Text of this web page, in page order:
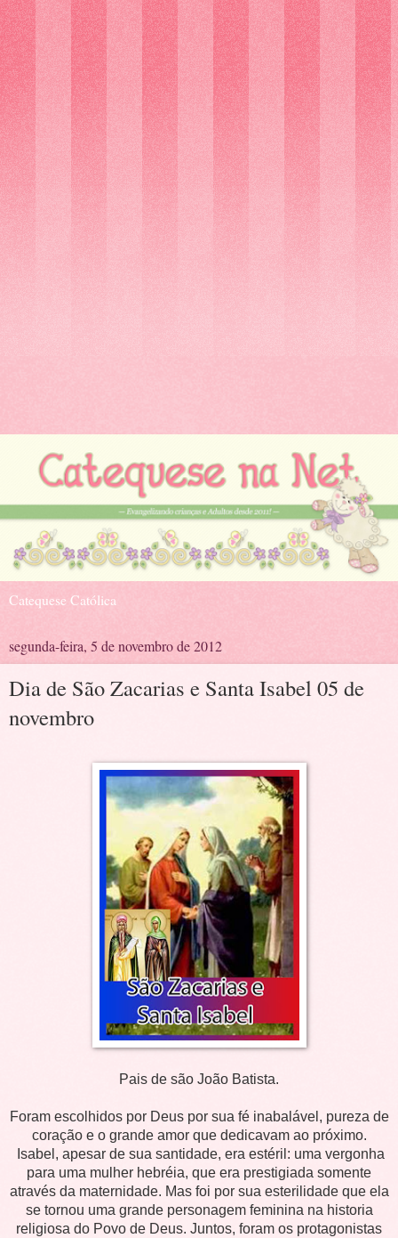
Catequese Católica
segunda-feira, 5 de novembro de 2012
Dia de São Zacarias e Santa Isabel 05 de
novembro
Pais de são João Batista.
Foram escolhidos por Deus por sua fé inabalável, pureza de
coração e o grande amor que dedicavam ao próximo.
Isabel, apesar de sua santidade, era estéril: uma vergonha
para uma mulher hebréia, que era prestigiada somente
através da maternidade. Mas foi por sua esterilidade que ela
se tornou uma grande personagem feminina na historia
religiosa do Povo de Deus. Juntos, foram os protagonistas